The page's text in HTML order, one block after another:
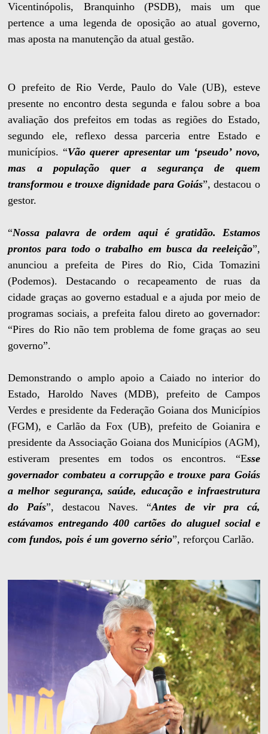
Vicentinópolis, Branquinho (PSDB), mais um que
pertence a uma legenda de oposição ao atual governo,
mas aposta na manutenção da atual gestão.
O prefeito de Rio Verde, Paulo do Vale (UB), esteve
presente no encontro desta segunda e falou sobre a boa
avaliação dos prefeitos em todas as regiões do Estado,
segundo ele, reflexo dessa parceria entre Estado e
municípios. “Vão querer apresentar um ‘pseudo’ novo,
mas a população quer a segurança de quem
transformou e trouxe dignidade para Goiás”, destacou o
gestor.
“Nossa palavra de ordem aqui é gratidão. Estamos
prontos para todo o trabalho em busca da reeleição”,
anunciou a prefeita de Pires do Rio, Cida Tomazini
(Podemos). Destacando o recapeamento de ruas da
cidade graças ao governo estadual e a ajuda por meio de
programas sociais, a prefeita falou direto ao governador:
“Pires do Rio não tem problema de fome graças ao seu
governo”.
Demonstrando o amplo apoio a Caiado no interior do
Estado, Haroldo Naves (MDB), prefeito de Campos
Verdes e presidente da Federação Goiana dos Municípios
(FGM), e Carlão da Fox (UB), prefeito de Goianira e
presidente da Associação Goiana dos Municípios (AGM),
estiveram presentes em todos os encontros. “Esse
governador combateu a corrupção e trouxe para Goiás
a melhor segurança, saúde, educação e infraestrutura
do País”, destacou Naves. “Antes de vir pra cá,
estávamos entregando 400 cartões do aluguel social e
com fundos, pois é um governo sério”, reforçou Carlão.